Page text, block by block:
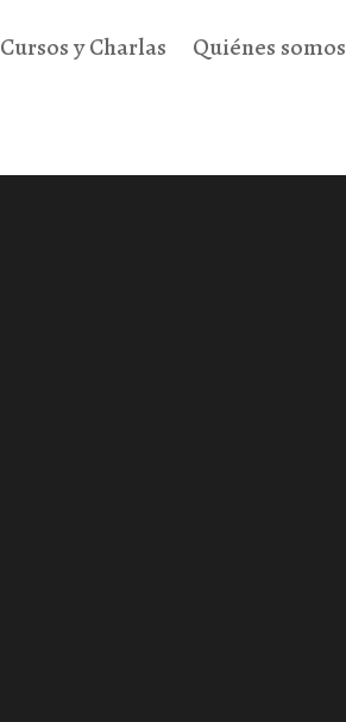
Cursos y Charlas Quiénes somos